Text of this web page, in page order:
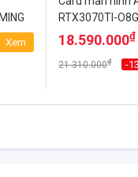
Xem
RTX3070TI-
18.590.000₫
21.310.000₫ -